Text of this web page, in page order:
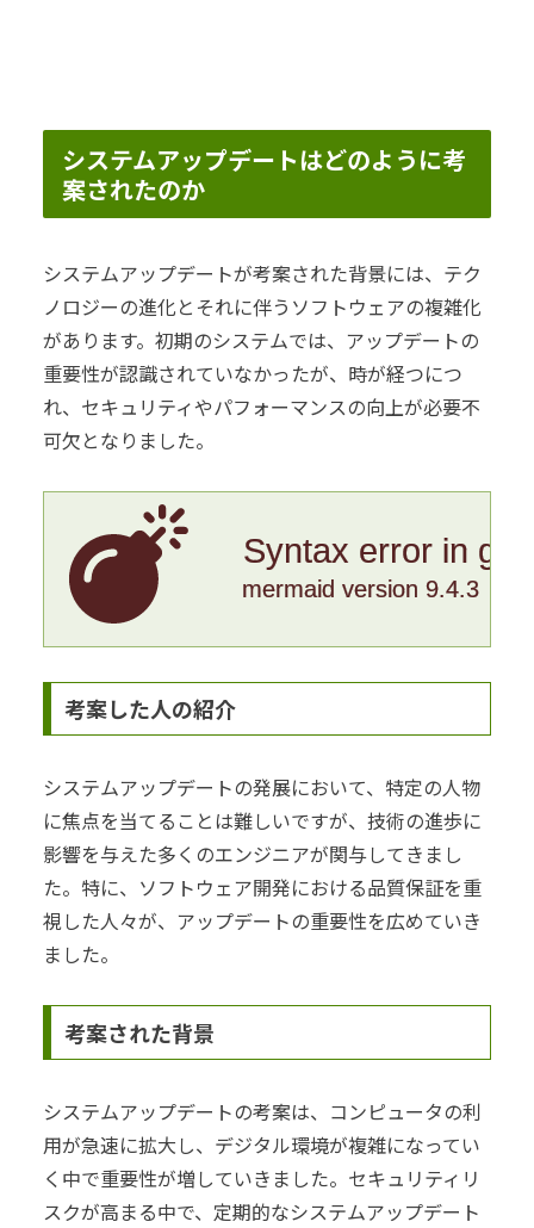
システムアップデートはどのように考
案されたのか
システムアップデートが考案された背景には、テク
ノロジーの進化とそれに伴うソフトウェアの複雑化
があります。初期のシステムでは、アップデートの
重要性が認識されていなかったが、時が経つにつ
れ、セキュリティやパフォーマンスの向上が必要不
可欠となりました。
Syntax error in
mermaid version 9.4.3
考案した人の紹介
システムアップデートの発展において、特定の人物
に焦点を当てることは難しいですが、技術の進歩に
影響を与えた多くのエンジニアが関与してきまし
た。特に、ソフトウェア開発における品質保証を重
視した人々が、アップデートの重要性を広めていき
ました。
考案された背景
システムアップデートの考案は、コンピュータの利
用が急速に拡大し、デジタル環境が複雑になってい
く中で重要性が増していきました。セキュリティリ
スクが高まる中で、定期的なシステムアップデート